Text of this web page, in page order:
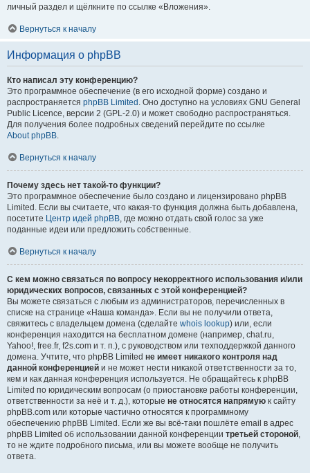
личный раздел и щёлкните по ссылке «Вложения».
Вернуться к началу
Информация о phpBB
Кто написал эту конференцию?
Это программное обеспечение (в его исходной форме) создано и
распространяется phpBB Limited . Оно доступно на условиях GNU General
Public Licence, версии 2 (GPL-2.0) и может свободно распространяться.
Для получения более подробных сведений перейдите по ссылке
About phpBB.
Вернуться к началу
Почему здесь нет такой-то функции?
Это программное обеспечение было создано и лицензировано phpBB
Limited. Если вы считаете, что какая-то функция должна быть добавлена,
посетите Центр идей phpBB, где можно отдать свой голос за уже
поданные идеи или предложить собственные.
Вернуться к началу
С кем можно связаться по вопросу некорректного использования и/или
юридических вопросов, связанных с этой конференцией?
Вы можете связаться с любым из администраторов, перечисленных в
списке на странице «Наша команда». Если вы не получили ответа,
свяжитесь с владельцем домена (сделайте whois lookup) или, если
конференция находится на бесплатном домене (например, chat.ru,
Yahoo!, free.fr, f2s.com и т. п.), с руководством или техподдержкой данного
домена. Учтите, что phpBB Limited не имеет никакого контроля над
данной конференцией и не может нести никакой ответственности за то,
кем и как данная конференция используется. Не обращайтесь к phpBB
Limited по юридическим вопросам (о приостановке работы конференции,
ответственности за неё и т. д.), которые не относятся напрямую к сайту
phpBB.com или которые частично относятся к программному
обеспечению phpBB Limited. Если же вы всё-таки пошлёте email в адрес
phpBB Limited об использовании данной конференции третьей стороной,
то не ждите подробного письма, или вы можете вообще не получить
ответа.